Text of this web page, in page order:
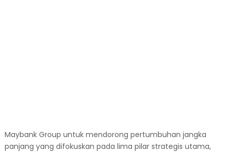
Maybank Group untuk mendorong pertumbuhan jangka
panjang yang difokuskan pada lima pilar strategis utama,